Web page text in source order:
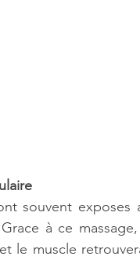
souvent
à ce
le muscle